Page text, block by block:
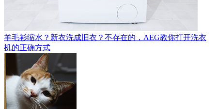
羊毛衫缩水？新衣洗成旧衣？不存在的，AEG教你打开洗衣
机的正确方式